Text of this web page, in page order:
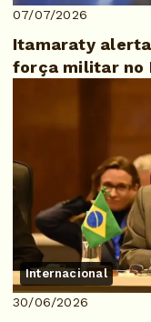
07/07/2026
Itamaraty
força militar no
Internacional
30/06/2026